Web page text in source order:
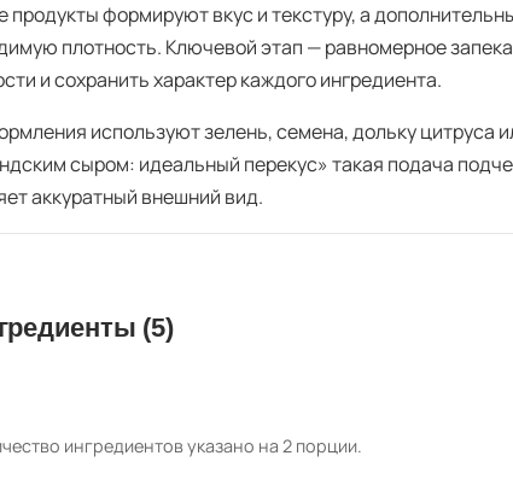
продукты формируют вкус и текстуру, а
плотность. Ключевой этап — равномерное
и сохранить характер каждого ингредиента.
используют зелень, семена, дольку цитруса
сыром: идеальный перекус» такая подача
аккуратный внешний вид.
(5)
ингредиентов указано на 2 порции.